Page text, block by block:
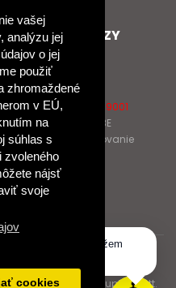
vašej
analýzu jej
o jej
použiť
zhromaždené
v EÚ,
na
súhlas s
zvoleného
nájsť
svoje
cookies
ĎALŠIE ODKAZY
O Raabe
O Klett
Naši autori
Certifikát kvality ISO 9001
Klientska zóna RAABE
Katalógy na prelistovanie
s.r.o.
medzinárodnej skupiny Klett.
deň, ako vám môžem